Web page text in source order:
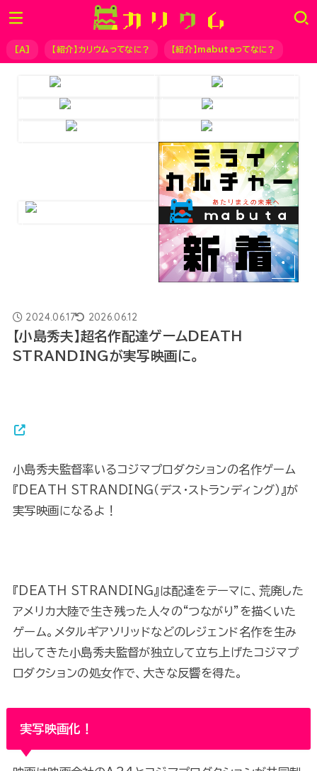
[Ａ] 【紹介】カリウムってなに？ 【紹介】mabutaってなに？
2024.06.17 2026.06.12
【小島秀夫】超名作配達ゲームDEATH
STRANDINGが実写映画に。
小島秀夫監督率いるコジマプロダクションの名作ゲーム
『DEATH STRANDING（デス・ストランディング）』が
実写映画になるよ！
『DEATH STRANDING』は配達をテーマに、荒廃した
アメリカ大陸で生き残った人々の“つながり”を描くいた
ゲーム。メタルギアソリッドなどのレジェンド名作を生み
出してきた小島秀夫監督が独立して立ち上げたコジマプ
ロダクションの処女作で、大きな反響を得た。
実写映画化！